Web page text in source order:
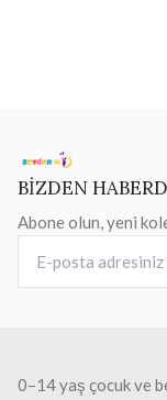
BİZDEN
Abone olun, yeni
0–14 yaş çocuk ve